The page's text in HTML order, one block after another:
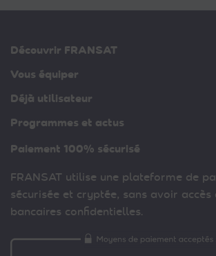
Découvrir FRANSAT
Vous équiper
Déjà utilisateur
Programmes et actus
Paiement 100% sécurisé
FRANSAT utilise une plateforme de
sécurisée et cryptée, sans avoir accès
bancaires confidentielles.